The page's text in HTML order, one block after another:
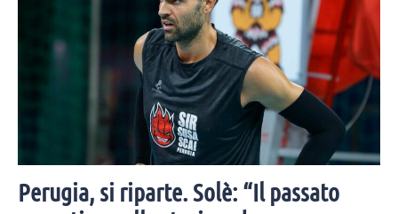
Perugia, si riparte. Solè: “Il passato